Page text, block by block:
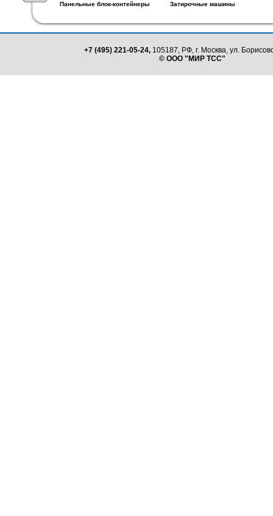
Панельные блок-контейнеры Затирочные машины
+7 (495) 221-05-24, 105187, РФ, г. Москва, ул.
© ООО "МИР ТСС"